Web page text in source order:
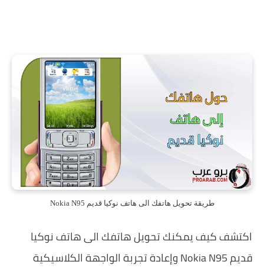
طريقة تحويل هاتفك الى هاتف نوكيا قديم Nokia N95
اكتشف كيف يمكنك تحويل هاتفك الى هاتف نوكيا
قديم Nokia N95 وإعادة تجربة الواجهة الكلاسيكية